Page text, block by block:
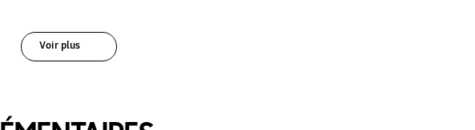
Voir plus